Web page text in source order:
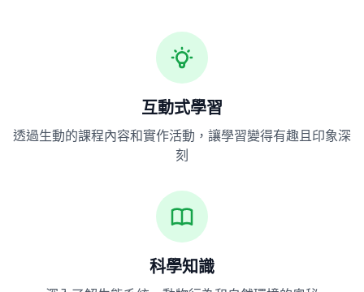
互動式學習
透過生動的課程內容和實作活動，讓學習變得有趣且印象深
刻
科學知識